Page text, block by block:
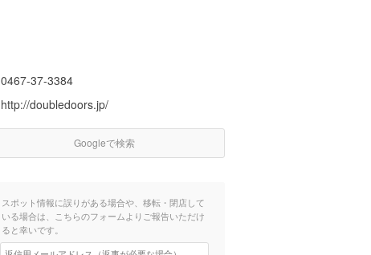
0467-37-3384
http://doubledoors.jp/
Googleで検索
スポット情報に誤りがある場合や、移転・閉店して
いる場合は、こちらのフォームよりご報告いただけ
ると幸いです。